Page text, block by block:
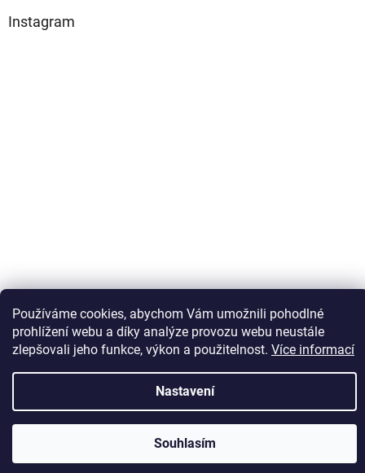
Používáme cookies, abychom Vám umožnili pohodlné
prohlížení webu a díky analýze provozu webu neustále
zlepšovali jeho funkce, výkon a použitelnost. Více informací
Nastavení
Souhlasím
Instagram
Sledovat na Instagramu
Copyright 2026Kaps comm. Všechna práva vyhrazena.